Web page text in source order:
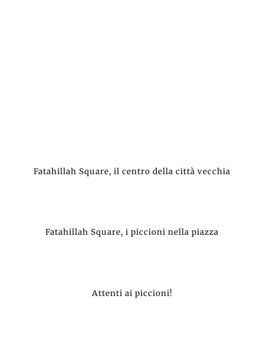
Fatahillah Square, il centro della città vecchia
Fatahillah Square, i piccioni nella piazza
Attenti ai piccioni!